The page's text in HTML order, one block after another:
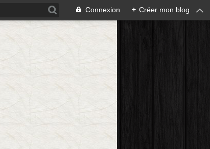
Connexion + Créer mon blog